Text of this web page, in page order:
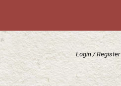
Login / Register